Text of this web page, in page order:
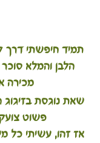
תמיד חיפשתי דרך
הלבן והמלא
מכירה
שאת נוגסת בזיגוג
פשוט
אז זהו, עשיתי כל